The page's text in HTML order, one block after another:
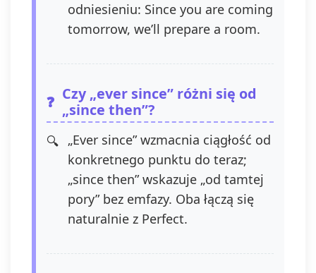
odniesieniu: Since you are coming
tomorrow, we’ll prepare a room.
Czy „ever since” różni się od
„since then”?
„Ever since” wzmacnia ciągłość od
konkretnego punktu do teraz;
„since then” wskazuje „od tamtej
pory” bez emfazy. Oba łączą się
naturalnie z Perfect.